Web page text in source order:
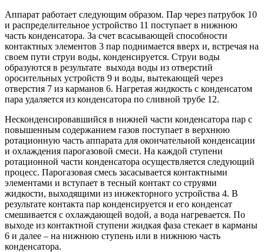
Аппарат работает следующим образом. Пар через патрубок 10
и распределительное устройство 11 поступает в нижнюю
часть конденсатора. За счет всасывающей способности
контактных элементов 3 пар поднимается вверх и, встречая на
своем пути струи воды, конденсируется. Струи воды
образуются в результате выхода воды из отверстий
оросительных устройств 9 и воды, вытекающей через
отверстия 7 из карманов 6. Нагретая жидкость с конденсатом
пара удаляется из конденсатора по сливной трубе 12.
Несконденсировавшийся в нижней части конденсатора пар с
повышенным содержанием газов поступает в верхнюю
ротационную часть аппарата для окончательной конденсации
и охлаждения парогазовой смеси. На каждой ступени
ротационной части конденсатора осуществляется следующий
процесс. Парогазовая смесь засасывается контактными
элементами и вступает в тесный контакт со струями
жидкости, выходящими из инжекторного устройства 4. В
результате контакта пар конденсируется и его конденсат
смешивается с охлаждающей водой, а вода нагревается. По
выходе из контактной ступени жидкая фаза стекает в карманы
6 и далее – на нижнюю ступень или в нижнюю часть
конденсатора.